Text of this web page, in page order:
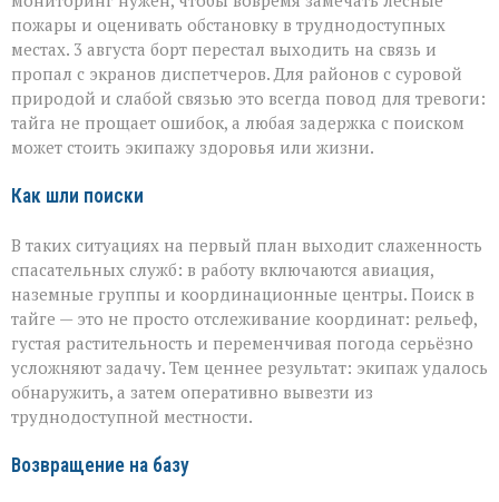
пожары и оценивать обстановку в труднодоступных
местах. 3 августа борт перестал выходить на связь и
пропал с экранов диспетчеров. Для районов с суровой
природой и слабой связью это всегда повод для тревоги:
тайга не прощает ошибок, а любая задержка с поиском
может стоить экипажу здоровья или жизни.
Как шли поиски
В таких ситуациях на первый план выходит слаженность
спасательных служб: в работу включаются авиация,
наземные группы и координационные центры. Поиск в
тайге — это не просто отслеживание координат: рельеф,
густая растительность и переменчивая погода серьёзно
усложняют задачу. Тем ценнее результат: экипаж удалось
обнаружить, а затем оперативно вывезти из
труднодоступной местности.
Возвращение на базу